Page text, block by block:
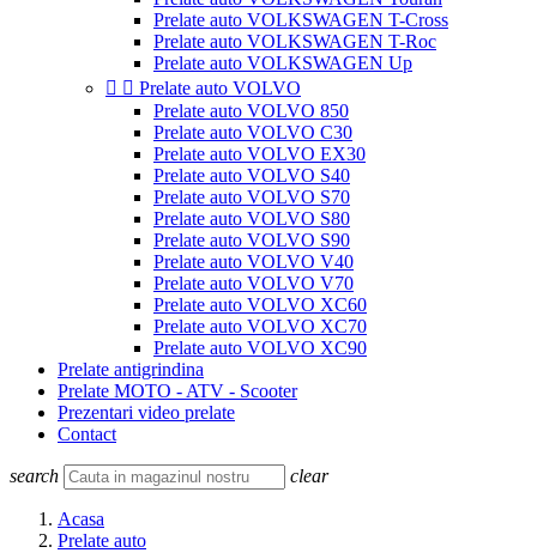
Prelate auto VOLKSWAGEN T-Cross
Prelate auto VOLKSWAGEN T-Roc
Prelate auto VOLKSWAGEN Up
  Prelate auto VOLVO
Prelate auto VOLVO 850
Prelate auto VOLVO C30
Prelate auto VOLVO EX30
Prelate auto VOLVO S40
Prelate auto VOLVO S70
Prelate auto VOLVO S80
Prelate auto VOLVO S90
Prelate auto VOLVO V40
Prelate auto VOLVO V70
Prelate auto VOLVO XC60
Prelate auto VOLVO XC70
Prelate auto VOLVO XC90
Prelate antigrindina
Prelate MOTO - ATV - Scooter
Prezentari video prelate
Contact
search clear
Acasa
Prelate auto